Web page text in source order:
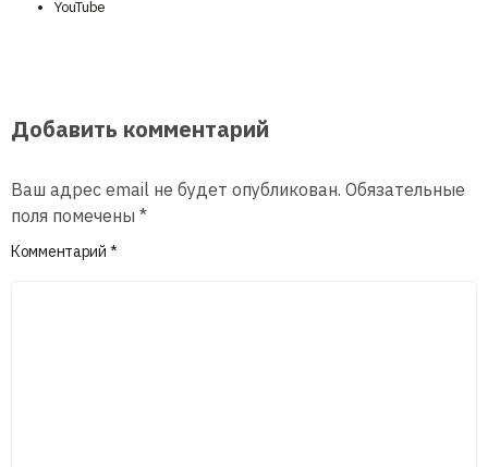
YouTube
Добавить комментарий
Ваш адрес email не будет опубликован. Обязательные
поля помечены *
Комментарий *